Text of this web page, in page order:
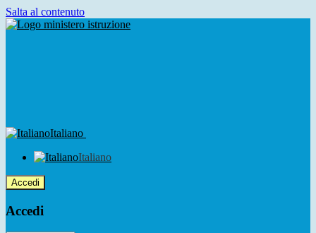
Salta al contenuto
Italiano
Italiano
Accedi
Accedi